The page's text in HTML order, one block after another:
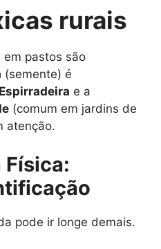
rurais
em pastos são
(semente) é
Espirradeira e a
(comum em jardins de
atenção.
Física:
pode ir longe demais.